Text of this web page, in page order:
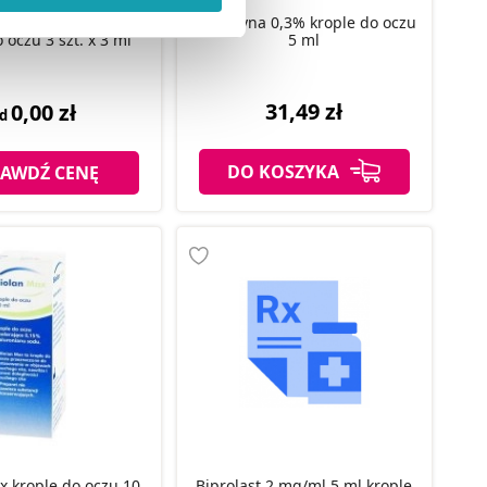
z brakiem dostępu do
oczu 3 szt. x 3 ml
0,00 zł
CENĘ
Biodacyna 0,3% krople do oczu
5 ml
31,49 zł
DO KOSZYKA